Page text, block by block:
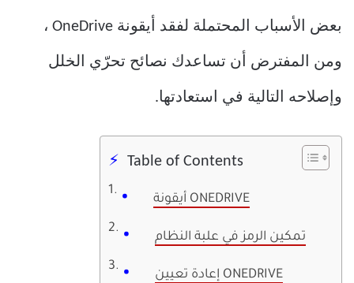
بعض الأسباب المحتملة لفقد أيقونة OneDrive ،
ومن المفترض أن تساعدك نصائح تحرّي الخلل
وإصلاحه التالية في استعادتها.
Table of Contents
أيقونة ONEDRIVE
تمكين الرمز في علبة النظام
إعادة تعيين ONEDRIVE